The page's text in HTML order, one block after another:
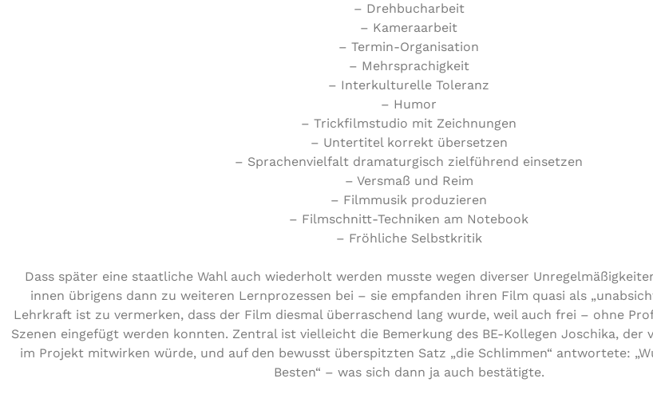
– Drehbucharbeit
– Kameraarbeit
– Termin-Organisation
– Mehrsprachigkeit
– Inter­kul­tu­rel­le Toleranz
– Humor
– Trick­film­stu­dio mit Zeichnungen
– Unter­ti­tel korrekt übersetzen
– Spra­chen­viel­falt dra­ma­tur­gisch ziel­füh­rend einsetzen
– Versmaß und Reim
– Filmmusik produzieren
– Film­schnitt-Techniken am Notebook
– Fröhliche Selbstkritik
Dass später eine staat­li­che Wahl auch wie­der­holt werden musste wegen diverser
innen übrigens dann zu weiteren Lern­pro­zes­sen bei – sie empfanden ihren Film quasi als
Lehrkraft ist zu vermerken, dass der Film diesmal über­ra­schend lang wurde, weil auch frei – ohne
Szenen eingefügt werden konnten. Zentral ist viel­leicht die Bemerkung des BE-Kollegen Joschika, der
im Projekt mitwirken würde, und auf den bewusst über­spitz­ten Satz „die Schlimmen“ ant­wor­te­te:
Besten“ – was sich dann ja auch bestätigte.